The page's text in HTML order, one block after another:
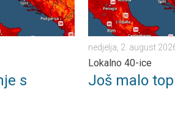
s
nedjelja, 2. august
Lokalno 40-ice
Još malo